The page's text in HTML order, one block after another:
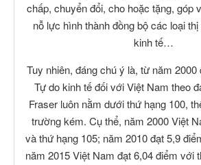
chấp, chuyển đổi, cho hoặc tặng, góp
nỗ lực hình thành đồng bộ các loại
kinh tế…
Tuy nhiên, đáng chú ý là, từ năm 2000
Tự do kinh tế đối với Việt Nam theo
Fraser luôn nằm dưới thứ hạng 100,
trường kém. Cụ thể, năm 2000 Việt
và thứ hạng 105; năm 2010 đạt 5,9
năm 2015 Việt Nam đạt 6,04 điểm với